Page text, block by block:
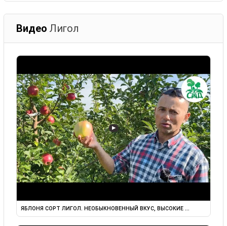
Видео Лигол
▶
ЯБЛОНЯ СОРТ ЛИГОЛ. НЕОБЫКНОВЕННЫЙ ВКУС, ВЫСОКИЕ ...